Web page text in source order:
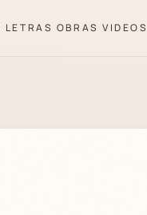
LETRAS OBRAS VIDEOS